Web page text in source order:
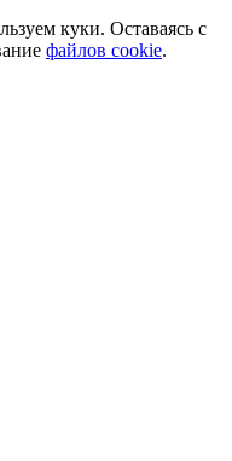
куки. Оставаясь с
файлов cookie.